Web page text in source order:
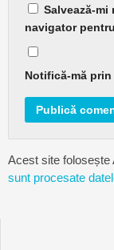
Salvează-
navigator
Notifică-mă
Acest site folosește
sunt procesate